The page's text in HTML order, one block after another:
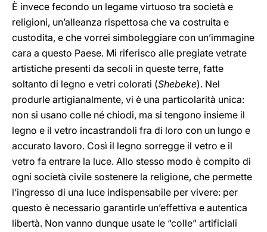
È invece fecondo un legame virtuoso tra società e
religioni, un’alleanza rispettosa che va costruita e
custodita, e che vorrei simboleggiare con un’immagine
cara a questo Paese. Mi riferisco alle pregiate vetrate
artistiche presenti da secoli in queste terre, fatte
soltanto di legno e vetri colorati (Shebeke). Nel
produrle artigianalmente, vi è una particolarità unica:
non si usano colle né chiodi, ma si tengono insieme il
legno e il vetro incastrandoli fra di loro con un lungo e
accurato lavoro. Così il legno sorregge il vetro e il
vetro fa entrare la luce. Allo stesso modo è compito di
ogni società civile sostenere la religione, che permette
l’ingresso di una luce indispensabile per vivere: per
questo è necessario garantirle un’effettiva e autentica
libertà. Non vanno dunque usate le “colle” artificiali